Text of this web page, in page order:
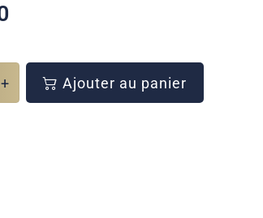
+ Ajouter au panier